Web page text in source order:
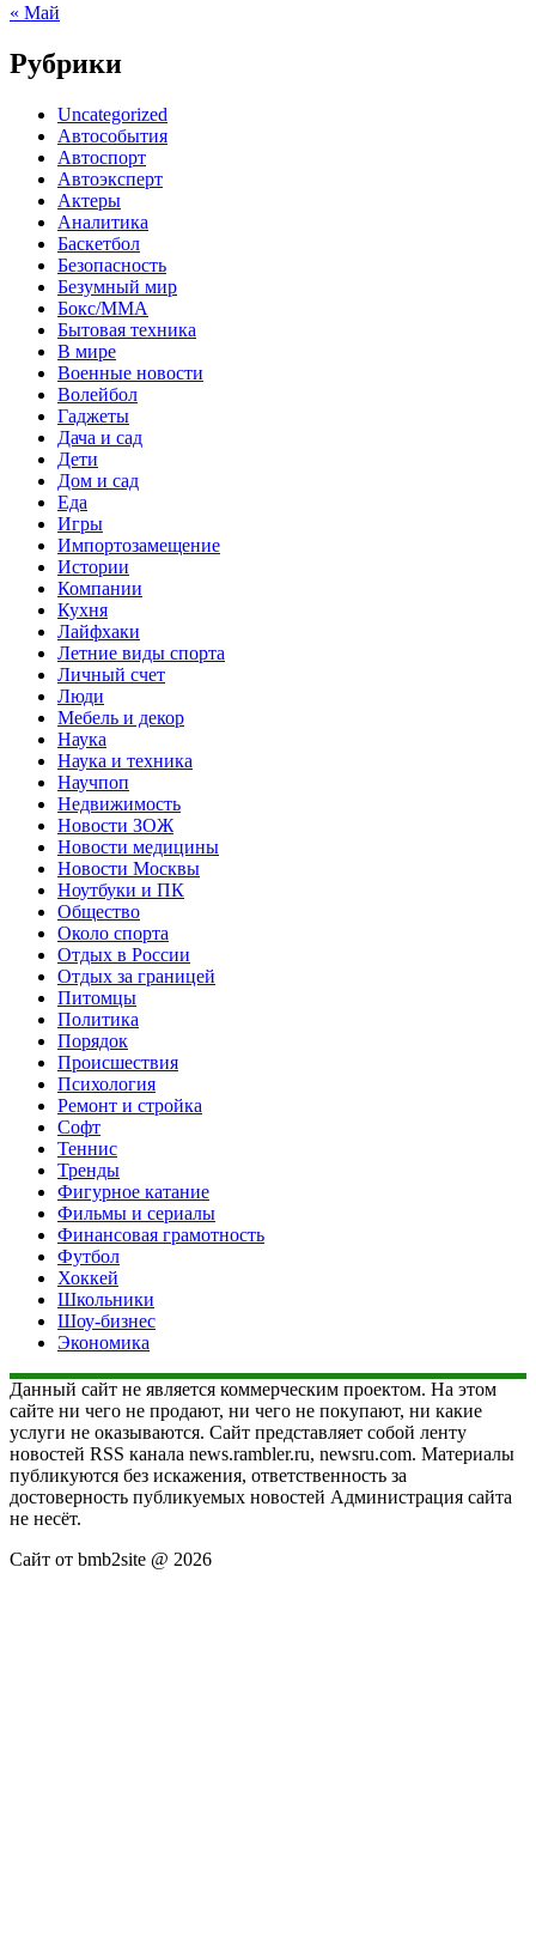
« Май
Рубрики
Uncategorized
Автособытия
Автоспорт
Автоэксперт
Актеры
Аналитика
Баскетбол
Безопасность
Безумный мир
Бокс/MMA
Бытовая техника
В мире
Военные новости
Волейбол
Гаджеты
Дача и сад
Дети
Дом и сад
Еда
Игры
Импортозамещение
Истории
Компании
Кухня
Лайфхаки
Летние виды спорта
Личный счет
Люди
Мебель и декор
Наука
Наука и техника
Научпоп
Недвижимость
Новости ЗОЖ
Новости медицины
Новости Москвы
Ноутбуки и ПК
Общество
Около спорта
Отдых в России
Отдых за границей
Питомцы
Политика
Порядок
Происшествия
Психология
Ремонт и стройка
Софт
Теннис
Тренды
Фигурное катание
Фильмы и сериалы
Финансовая грамотность
Футбол
Хоккей
Школьники
Шоу-бизнес
Экономика
Данный сайт не является коммерческим проектом. На этом
сайте ни чего не продают, ни чего не покупают, ни какие
услуги не оказываются. Сайт представляет собой ленту
новостей RSS канала news.rambler.ru, newsru.com. Материалы
публикуются без искажения, ответственность за
достоверность публикуемых новостей Администрация сайта
не несёт.
Сайт от bmb2site @ 2026